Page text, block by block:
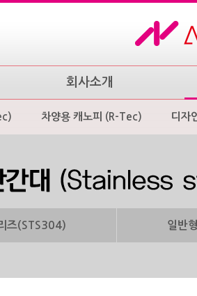
회사소개
차양용 캐노피 (R-Tec) 디자
즈(STS304) 일반